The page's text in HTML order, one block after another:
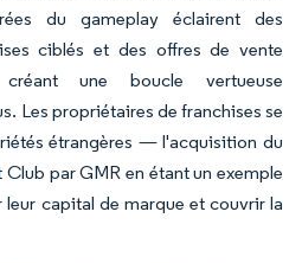
du gameplay éclairent des
ciblés et des offres de vente
créant une boucle vertueuse
Les propriétaires de franchises se
étrangères — l'acquisition du
par GMR en étant un exemple
capital de marque et couvrir la